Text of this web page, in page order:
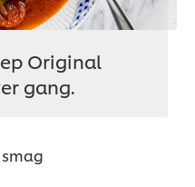
Original
gang.